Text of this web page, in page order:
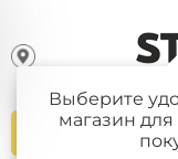
Выберите
магазин